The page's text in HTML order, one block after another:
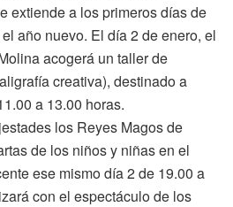
extiende a los primeros días de
año nuevo. El día 2 de enero, el
acogerá un taller de
creativa), destinado a
a 13.00 horas.
los Reyes Magos de
de los niños y niñas en el
ese mismo día 2 de 19.00 a
con el espectáculo de los